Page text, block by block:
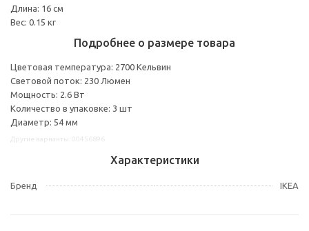
Длина: 16 см
Вес: 0.15 кг
Подробнее о размере товара
Цветовая температура: 2700 Кельвин
Световой поток: 230 Люмен
Мощность: 2.6 Вт
Количество в упаковке: 3 шт
Диаметр: 54 мм
Характеристики
Бренд IKEA